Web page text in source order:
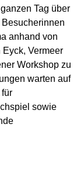
Tag über
anhand von
Vermeer
Workshop zu
warten auf
sowie